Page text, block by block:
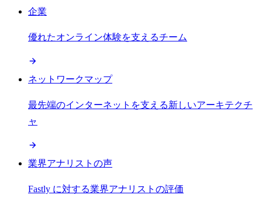
企業
優れたオンライン体験を支えるチーム
ネットワークマップ
最先端のインターネットを支える新しいアーキテクチ
ャ
業界アナリストの声
Fastly に対する業界アナリストの評価